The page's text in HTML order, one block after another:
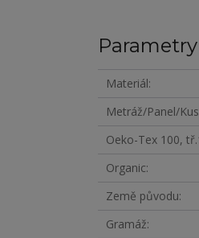
Parametry
Materiál
Metráž/Panel/
Oeko-Tex 100,
Organic
Země původu
Gramáž